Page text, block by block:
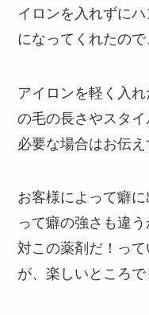
イロンを入れずに
になってくれたので
アイロンを軽く入
の毛の長さやスタ
必要な場合はお伝え
お客様によって癖
って癖の強さも違
対この薬剤だ！っ
が、楽しいところで